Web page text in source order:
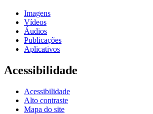
Imagens
Vídeos
Áudios
Publicações
Aplicativos
Acessibilidade
Acessibilidade
Alto contraste
Mapa do site